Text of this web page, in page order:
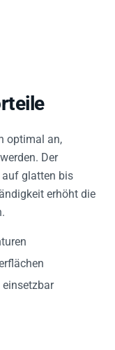
optimal an,
Der
glatten bis
erhöht die